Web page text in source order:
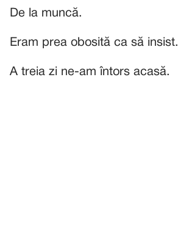
De la muncă.
Eram prea obosită ca să insist.
A treia zi ne-am întors acasă.